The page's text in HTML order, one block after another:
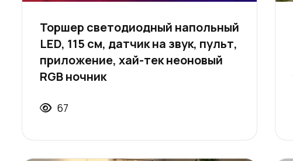
Торшер светодиодный напольный
LED, 115 см, датчик на звук, пульт,
приложение, хай-тек неоновый
RGB ночник
67